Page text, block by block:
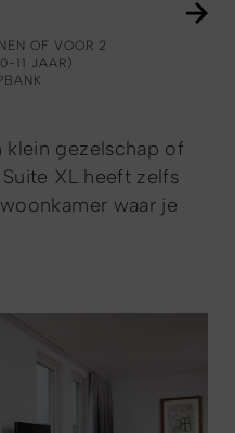
OF VOOR 2
11 JAAR)
gezelschap of
XL heeft zelfs
waar je